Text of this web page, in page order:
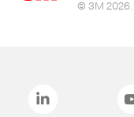
© 3M 2026.